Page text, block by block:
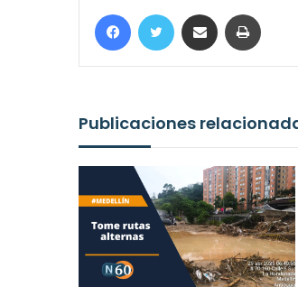
FacebookTwitter Compartir por correo electrónico
Publicaciones